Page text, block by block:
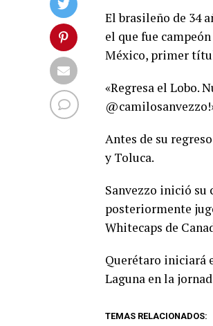
El brasileño de 34
el que fue
México, primer
«Regresa el Lobo.
Antes de su
y Toluca.
Sanvezzo inició su
posteriormente
Whitecaps de
Querétaro iniciará
Laguna en la
TEMAS RELACIONADOS: